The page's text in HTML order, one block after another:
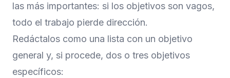
las más importantes: si los objetivos son vagos,
todo el trabajo pierde dirección.
Redáctalos como una lista con un objetivo
general y, si procede, dos o tres objetivos
específicos: